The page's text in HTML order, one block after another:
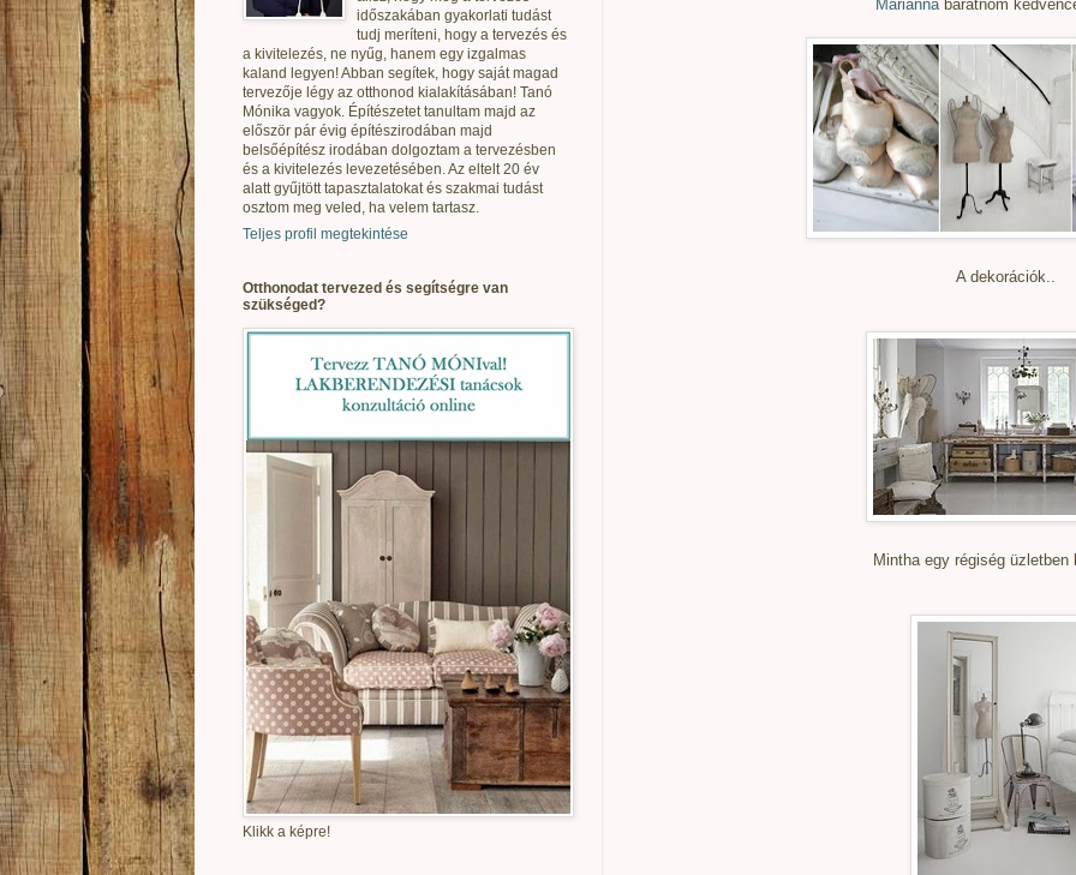
Mariannabarátnőm
A dekorációk..
Mintha egy régiség üzletben
időszakában gyakorlati tudást
tudj meríteni, hogy a tervezés és
a kivitelezés, ne nyűg, hanem egy izgalmas
kaland legyen! Abban segítek, hogy saját magad
tervezője légy az otthonod kialakításában! Tanó
Mónika vagyok. Építészetet tanultam majd az
először pár évig építészirodában majd
belsőépítész irodában dolgoztam a tervezésben
és a kivitelezés levezetésében. Az eltelt 20 év
alatt gyűjtött tapasztalatokat és szakmai tudást
osztom meg veled, ha velem tartasz.
Teljes profil megtekintése
Otthonodat tervezed és segítségre van
szükséged?
Klikk a képre!